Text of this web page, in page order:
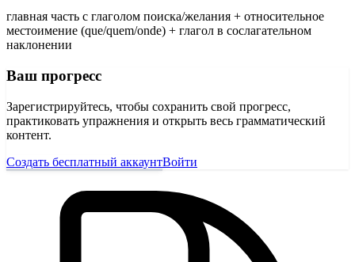
главная часть с глаголом поиска/желания + относительное
местоимение (que/quem/onde) + глагол в сослагательном
наклонении
Ваш прогресс
Зарегистрируйтесь, чтобы сохранить свой прогресс,
практиковать упражнения и открыть весь грамматический
контент.
Создать бесплатный аккаунтВойти